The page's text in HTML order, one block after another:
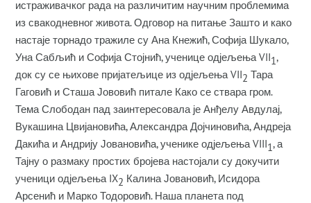
истраживачког рада на различитим научним проблемима
из свакодневног живота. Одговор на питање Зашто и како
настаје торнадо тражиле су Ана Кнежић, Софија Шукало,
Уна Сабљић и Софија Стојнић, ученице одјељења VII1,
док су се њихове пријатељице из одјељења VII2 Тара
Гаговић и Сташа Јововић питале Како се ствара гром.
Тема Слободан пад заинтересовала је Анђелу Авдулај,
Вукашина Цвијановића, Александра Дојчиновића, Андреја
Дакића и Андрију Јовановића, ученике одјељења VIII1, а
Тајну о размаку простих бројева настојали су докучити
ученици одјељења IX2 Калина Јовановић, Исидора
Арсенић и Марко Тодоровић. Наша планета под